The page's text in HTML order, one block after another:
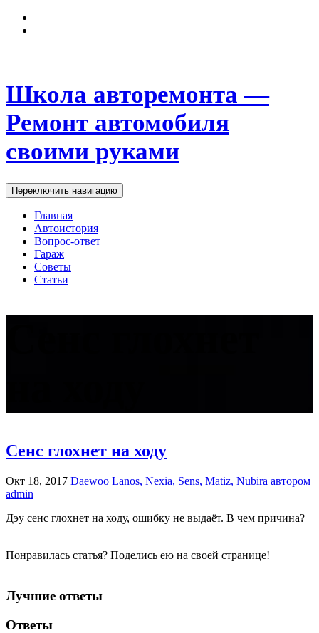
Школа авторемонта —
Ремонт автомобиля
своими руками
Переключить навигацию
Главная
Автоистория
Вопрос-ответ
Гараж
Советы
Статьи
Сенс глохнет на ходу
Окт 18, 2017 Daewoo Lanos, Nexia, Sens, Matiz, Nubira автором
admin
Дэу сенс глохнет на ходу, ошибку не выдаёт. В чем причина?
Понравилась статья? Поделись ею на своей странице!
Лучшие ответы
Ответы